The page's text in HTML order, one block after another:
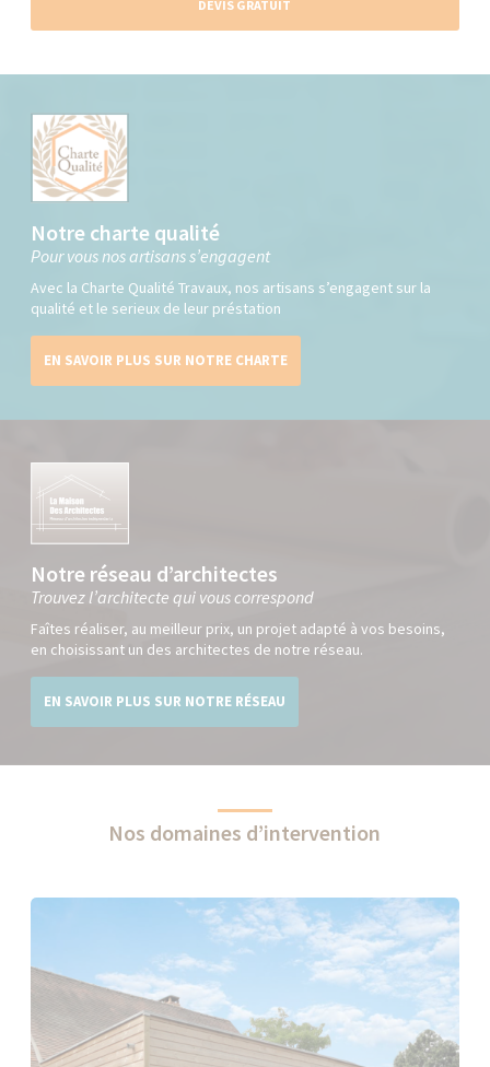
DEVIS GRATUIT
Notre charte qualité
Pour vous nos artisans s’engagent
Avec la Charte Qualité Travaux, nos artisans s’engagent sur la
qualité et le serieux de leur préstation
EN SAVOIR PLUS SUR NOTRE CHARTE
Notre réseau d’architectes
Trouvez l’architecte qui vous correspond
Faîtes réaliser, au meilleur prix, un projet adapté à vos besoins,
en choisissant un des architectes de notre réseau.
EN SAVOIR PLUS SUR NOTRE RÉSEAU
Nos domaines d’intervention